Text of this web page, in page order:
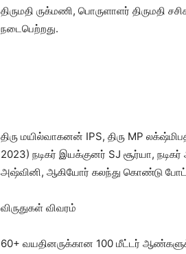
திருமதி ருக்மணி, பொருளாளர் திருமதி
நடைபெற்றது.
திரு மயில்வாகனன் IPS, திரு MP
2023) நடிகர் இயக்குனர் SJ சூர்யா,
அஷ்வினி, ஆகியோர் கலந்து கொண்டு
விருதுகள் விவரம்
60+ வயதினருக்கான 100 மீட்டர்